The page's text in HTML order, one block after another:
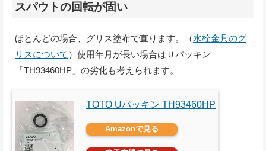
スパウトの回転が固い
ほとんどの場合、グリス塗布で直ります。（水栓金具のグ
リスについて ）使用年月が長い場合はＵパッキン
「TH93460HP」の劣化も考えられます。
TOTO Uパッキン TH93460HP
Amazonで見る